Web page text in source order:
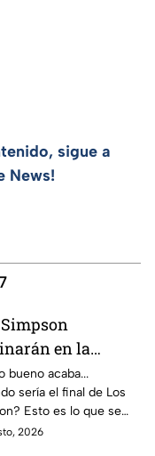
sigue a
News!
en la
40? Actriz
Simpson da
bueno acaba...
sería el final de Los
Esto es lo que se
2026